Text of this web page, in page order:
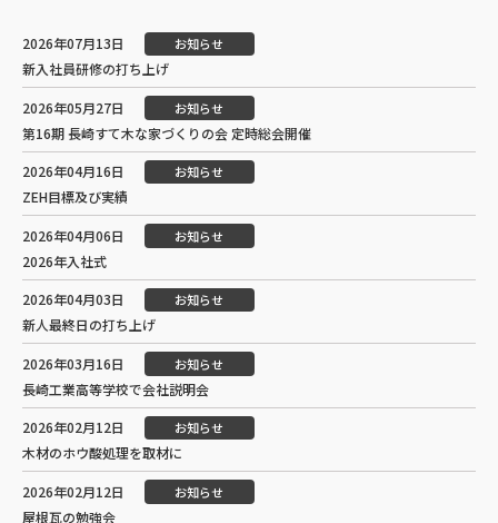
2026年07月13日 お知らせ
新入社員研修の打ち上げ
2026年05月27日 お知らせ
第16期 長崎すて木な家づくりの会 定時総会開催
2026年04月16日 お知らせ
ZEH目標及び実績
2026年04月06日 お知らせ
2026年入社式
2026年04月03日 お知らせ
新人最終日の打ち上げ
2026年03月16日 お知らせ
長崎工業高等学校で会社説明会
2026年02月12日 お知らせ
木材のホウ酸処理を取材に
2026年02月12日 お知らせ
屋根瓦の勉強会